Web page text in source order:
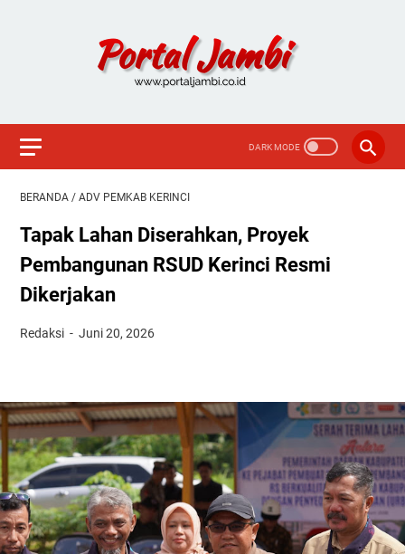
BERANDA / ADV PEMKAB KERINCI
Tapak Lahan Diserahkan, Proyek
Pembangunan RSUD Kerinci Resmi
Dikerjakan
Redaksi Juni 20, 2026